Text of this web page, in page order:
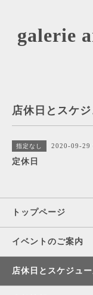
galerie
店休日とスケ
指定なし 2020-09-29
定休日
トップページ
イベントのご案内
店休日とスケジュ